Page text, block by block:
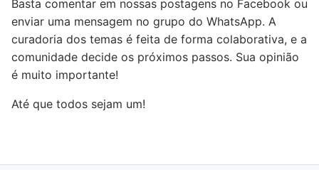
Basta comentar em nossas postagens no Facebook ou
enviar uma mensagem no grupo do WhatsApp. A
curadoria dos temas é feita de forma colaborativa, e a
comunidade decide os próximos passos. Sua opinião
é muito importante!
Até que todos sejam um!